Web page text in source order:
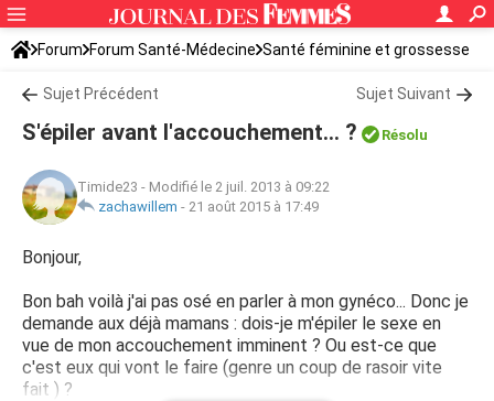
Forum Forum Santé-Médecine Santé féminine et grossesse
Sujet Précédent Sujet Suivant
S'épiler avant l'accouchement... ? Résolu
Timide23 - Modifié le 2 juil. 2013 à 09:22
zachawillem - 21 août 2015 à 17:49
Bonjour,
Bon bah voilà j'ai pas osé en parler à mon gynéco... Donc je
demande aux déjà mamans : dois-je m'épiler le sexe en
vue de mon accouchement imminent ? Ou est-ce que
c'est eux qui vont le faire (genre un coup de rasoir vite
fait ) ?